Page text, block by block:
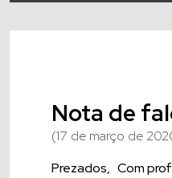
Nota de
(17 de março de
Prezados, Com